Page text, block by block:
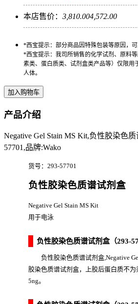
本店售价： 3,810.004,572.00
*西宝提示：部分商品因特殊包装等原因，可
*西宝提示：我司所销售的化学试剂、原料
素类、蛋白质类、试剂盒类产品等）仅限用
人体。
产品介绍
Negative Gel Stain MS Kit,负性胶染色
57701,品牌:Wako
货号：293-57701
负性胶染色质谱试剂盒
Negative Gel Stain MS Kit
用于电泳
负性胶染色质谱试剂盒（293-
负性胶染色质谱试剂盒,Negative
胶染色质谱试剂盒，上胶后蛋白质不
5ng。